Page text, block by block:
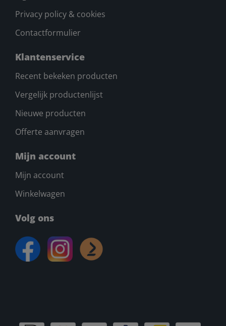
Privacy policy & cookies
Contactformulier
Klantenservice
Recent bekeken producten
Vergelijk productenlijst
Nieuwe producten
Offerte aanvragen
Mijn account
Mijn account
Winkelwagen
Volg ons